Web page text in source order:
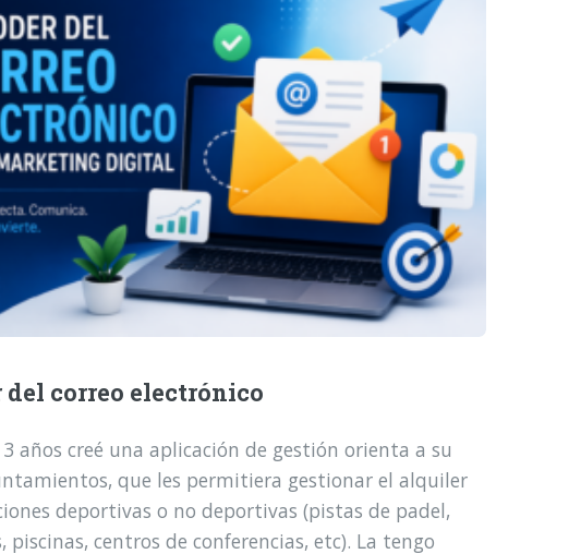
del correo electrónico
3 años creé una aplicación de gestión orienta a su
que les permitiera gestionar el alquiler
deportivas o no deportivas (pistas de padel,
piscinas, centros de conferencias, etc). La tengo